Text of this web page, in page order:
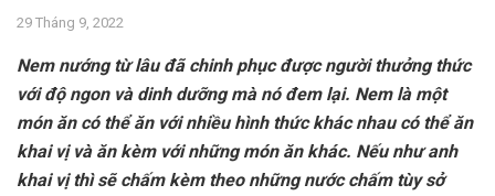
29 Tháng 9, 2022
Nem nướng từ lâu đã chinh phục được người thưởng thức
với độ ngon và dinh dưỡng mà nó đem lại. Nem là một
món ăn có thể ăn với nhiều hình thức khác nhau có thể ăn
khai vị và ăn kèm với những món ăn khác. Nếu như anh
khai vị thì sẽ chấm kèm theo những nước chấm tùy sở